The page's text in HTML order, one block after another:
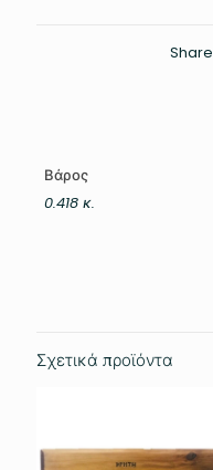
Share
Βάρος
0.418 κ.
Σχετικά προϊόντα